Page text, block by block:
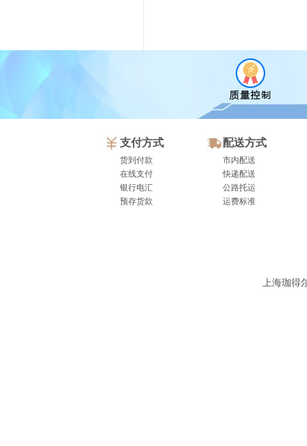
支付方式
货到付款
在线支付
银行电汇
预存货款
配送方式
市内配送
快递配送
公路托运
运费标准
上海珈得